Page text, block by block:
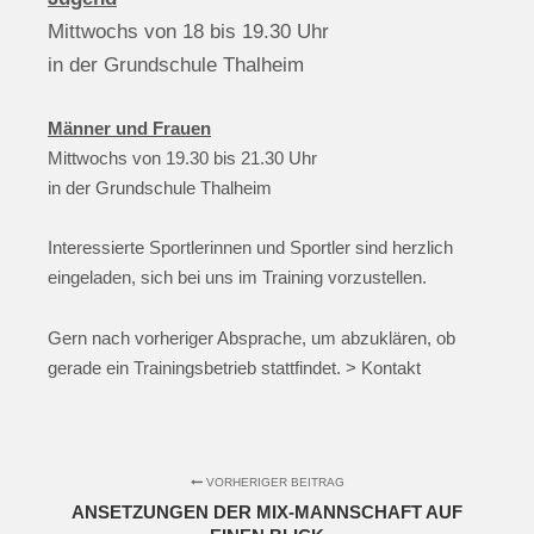
Mittwochs von 18 bis 19.30 Uhr
in der Grundschule Thalheim
Männer und Frauen
Mittwochs von 19.30 bis 21.30 Uhr
in der Grundschule Thalheim
Interessierte Sportlerinnen und Sportler sind herzlich
eingeladen, sich bei uns im Training vorzustellen.
Gern nach vorheriger Absprache, um abzuklären, ob
gerade ein Trainingsbetrieb stattfindet. > Kontakt
VORHERIGER BEITRAG
ANSETZUNGEN DER MIX-MANNSCHAFT AUF